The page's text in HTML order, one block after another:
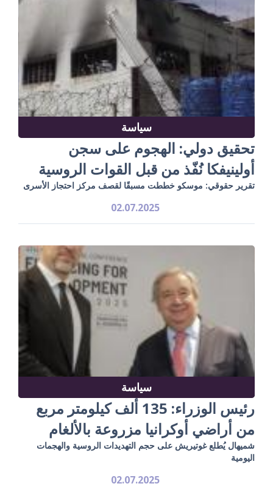
سياسة
تحقيق دولي: الهجوم على سجن
أولينيفكا نُفّذ من قبل القوات الروسية
تقرير حقوقي: موسكو خططت مسبقًا لقصف مركز احتجاز الأسرى
02.07.2025
سياسة
رئيس الوزراء: 135 ألف كيلومتر مربع
من أراضي أوكرانيا مزروعة بالألغام
شميهال يُطلع غوتيريش على حجم التهديدات الروسية والهجمات
اليومية
02.07.2025